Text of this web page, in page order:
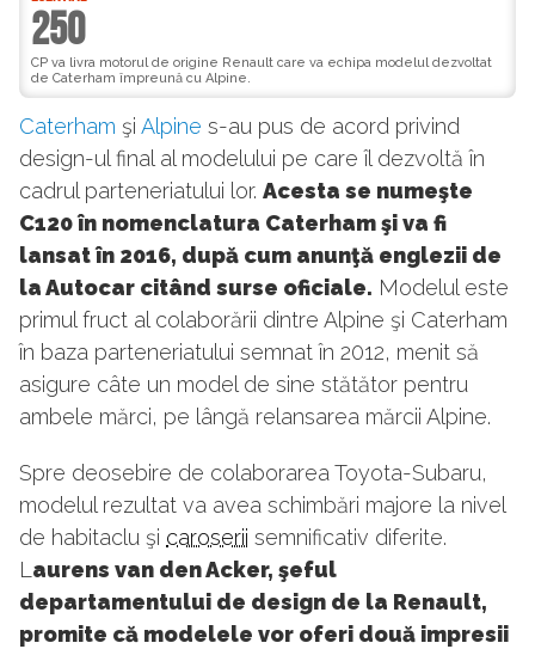
250
CP va livra motorul de origine Renault care va echipa modelul dezvoltat
de Caterham împreună cu Alpine.
Caterham şi Alpine s-au pus de acord privind
design-ul final al modelului pe care îl dezvoltă în
cadrul parteneriatului lor. Acesta se numeşte
C120 în nomenclatura Caterham şi va fi
lansat în 2016, după cum anunţă englezii de
la Autocar citând surse oficiale. Modelul este
primul fruct al colaborării dintre Alpine şi Caterham
în baza parteneriatului semnat în 2012, menit să
asigure câte un model de sine stătător pentru
ambele mărci, pe lângă relansarea mărcii Alpine.
Spre deosebire de colaborarea Toyota-Subaru,
modelul rezultat va avea schimbări majore la nivel
de habitaclu şi caroserii semnificativ diferite.
Laurens van den Acker, şeful
departamentului de design de la Renault,
promite că modelele vor oferi două impresii